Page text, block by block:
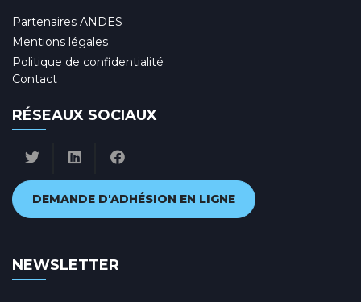
Partenaires ANDES
Mentions légales
Politique de confidentialité
Contact
RÉSEAUX SOCIAUX
DEMANDE D'ADHÉSION EN LIGNE
NEWSLETTER